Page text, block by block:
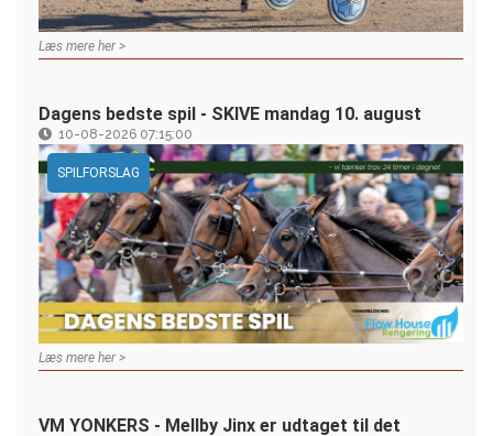
Læs mere her >
Dagens bedste spil - SKIVE mandag 10. august
10-08-2026 07:15:00
SPILFORSLAG
Læs mere her >
VM YONKERS - Mellby Jinx er udtaget til det